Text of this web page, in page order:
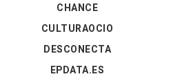
CHANCE
CULTURAOCIO
DESCONECTA
EPDATA.ES